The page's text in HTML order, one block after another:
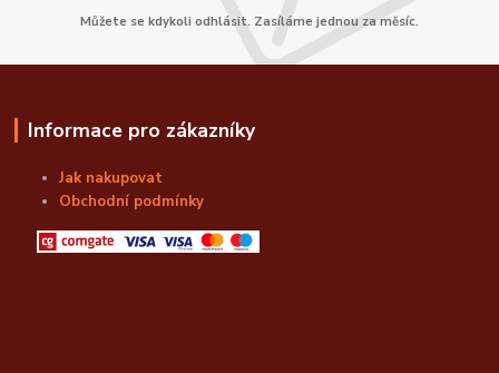
Můžete se kdykoli odhlásit. Zasíláme jednou za měsíc.
Informace pro zákazníky
Jak nakupovat
Obchodní podmínky